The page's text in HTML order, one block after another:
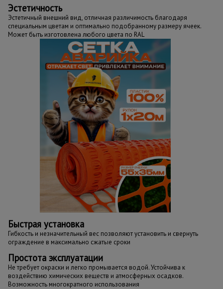
Эстетичность
Эстетичный внешний вид, отличная различимость благодаря
специальным цветам и оптимально подобранному размеру ячеек.
Может быть изготовлена любого цвета по RAL
Быстрая установка
Гибкость и незначительный вес позволяют установить и свернуть
ограждение в максимально сжатые сроки
Простота эксплуатации
Не требует окраски и легко промывается водой. Устойчива к
воздействию химических веществ и атмосферных осадков.
Возможность многократного использования